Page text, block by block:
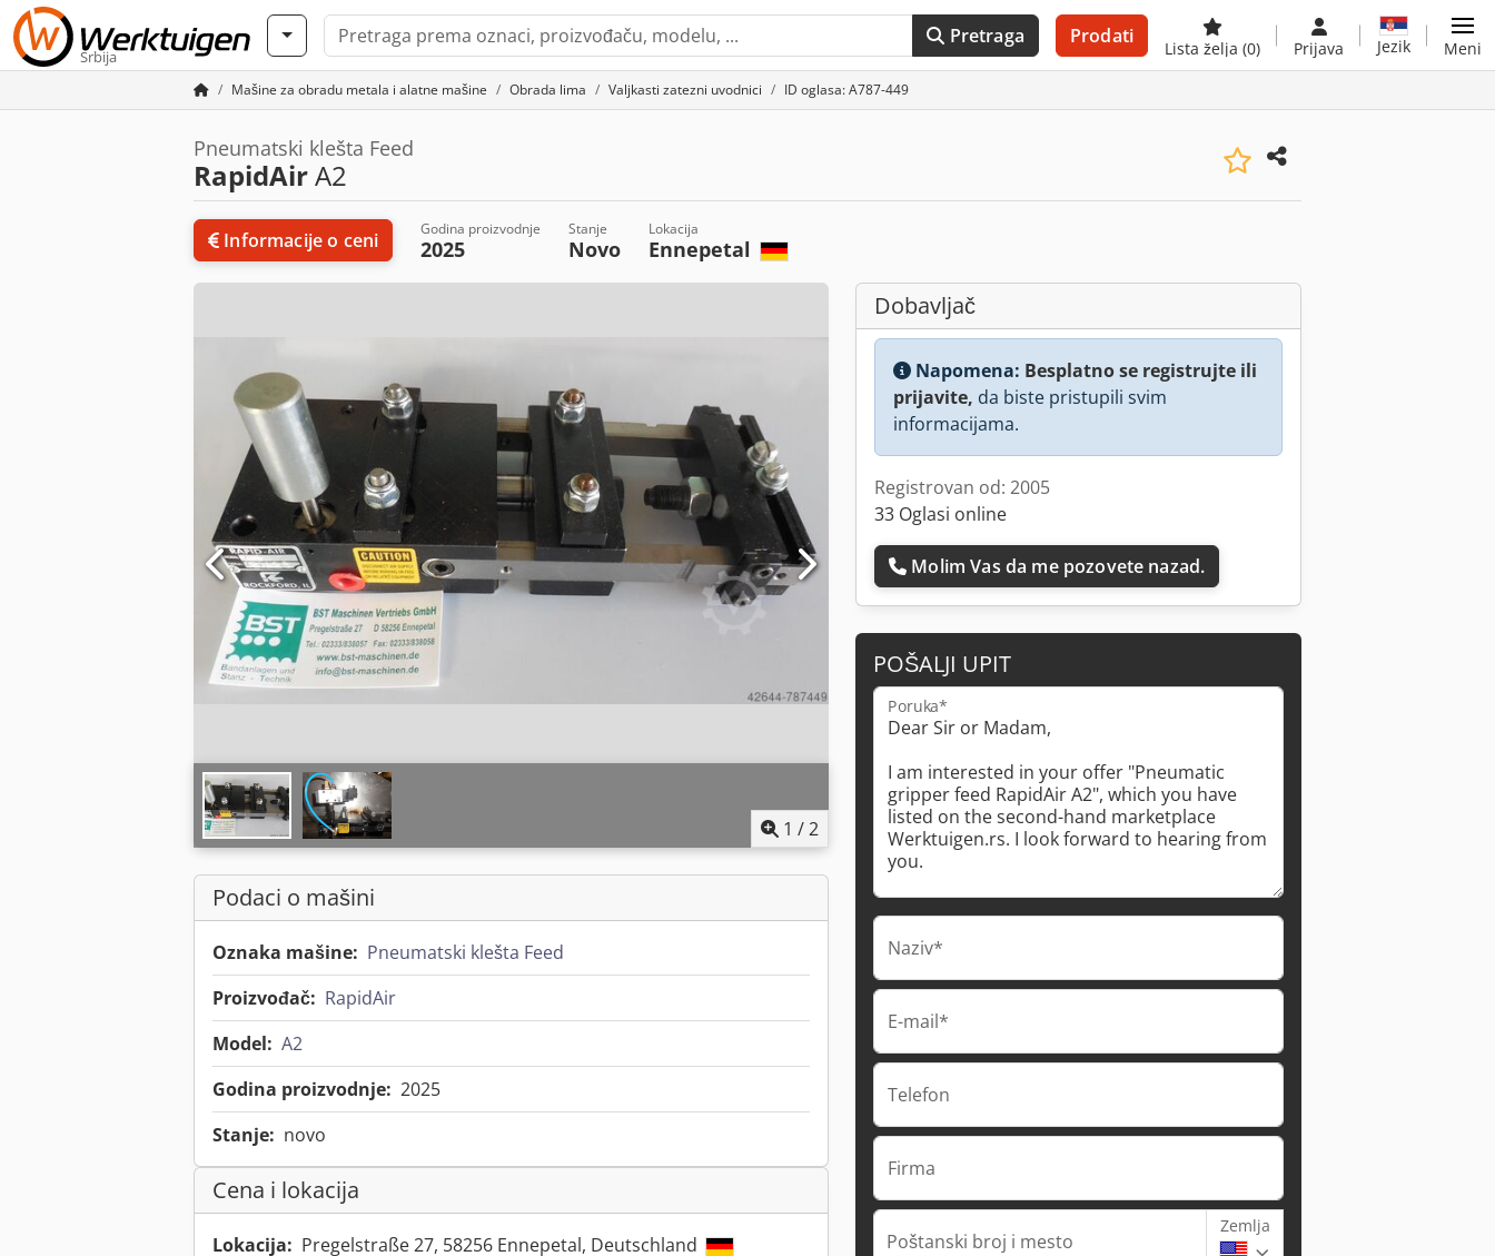
Srbija
Pretraga Prodati
Lista želja (0) Prijava Jezik Meni
Mašine za obradu metala i alatne mašine Obrada lima Valjkasti zatezni uvodnici ID oglasa: A787-449
Pneumatski klešta Feed
RapidAirA2
Informacije o ceni Godina proizvodnje
2025
Stanje
Novo
Lokacija
Ennepetal
1 /2
Podaci o mašini
Oznaka mašine: Pneumatski klešta Feed
Proizvođač: RapidAir
Model: A2
Godina proizvodnje: 2025
Stanje: novo
Cena i lokacija
Lokacija: Pregelstraße 27, 58256 Ennepetal, Deutschland
Dobavljač
Napomena: Besplatno se registrujte ili
prijavite, da biste pristupili svim
informacijama.
Registrovan od: 2005
33 Oglasi online
Molim Vas da me pozovete nazad.
POŠALJI UPIT
Poruka*
Naziv*
E-mail*
Telefon
Firma
Poštanski broj i mesto
Zemlja